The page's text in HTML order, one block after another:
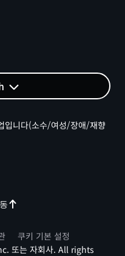
입니다(소수/여성/장애/재향
쿠키 기본 설정
또는 자회사. All rights